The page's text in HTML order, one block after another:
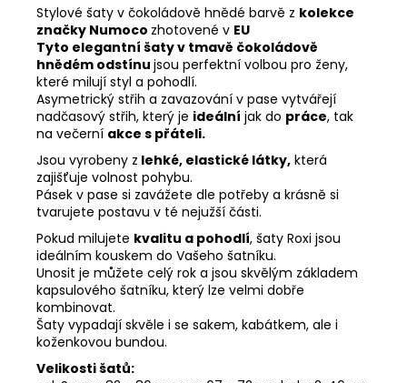
Stylové šaty v čokoládově hnědé barvě z kolekce
značky Numoco zhotovené v EU
Tyto elegantní šaty v tmavě čokoládově
hnědém odstínu jsou perfektní volbou pro ženy,
které milují styl a pohodlí.
Asymetrický střih a zavazování v pase vytvářejí
nadčasový střih, který je ideální jak do práce, tak
na večerní akce s přáteli.
Jsou vyrobeny z lehké, elastické látky, která
zajišťuje volnost pohybu.
Pásek v pase si zavážete dle potřeby a krásně si
tvarujete postavu v té nejužší části.
Pokud milujete kvalitu a pohodlí, šaty Roxi jsou
ideálním kouskem do Vašeho šatníku.
Unosit je můžete celý rok a jsou skvělým základem
kapsulového šatníku, který lze velmi dobře
kombinovat.
Šaty vypadají skvěle i se sakem, kabátkem, ale i
koženkovou bundou.
Velikosti šatů: